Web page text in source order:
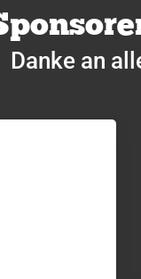
Danke an